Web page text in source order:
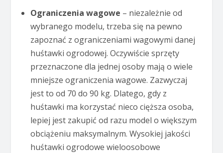
Ograniczenia wagowe – niezależnie od
wybranego modelu, trzeba się na pewno
zapoznać z ograniczeniami wagowymi danej
huśtawki ogrodowej. Oczywiście sprzęty
przeznaczone dla jednej osoby mają o wiele
mniejsze ograniczenia wagowe. Zazwyczaj
jest to od 70 do 90 kg. Dlatego, gdy z
huśtawki ma korzystać nieco cięższa osoba,
lepiej jest zakupić od razu model o większym
obciążeniu maksymalnym. Wysokiej jakości
huśtawki ogrodowe wieloosobowe